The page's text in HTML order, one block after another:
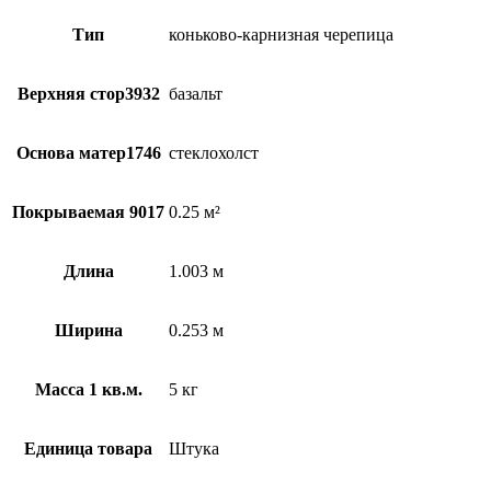
Тип коньково-карнизная черепица
Верхняя стор3932 базальт
Основа матер1746 стеклохолст
Покрываемая 9017 0.25 м²
Длина 1.003 м
Ширина 0.253 м
Масса 1 кв.м. 5 кг
Единица товара Штука